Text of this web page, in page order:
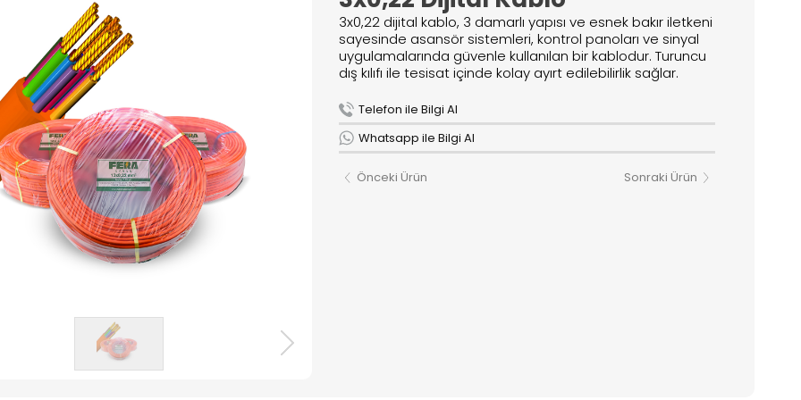
3x0,22 dijital kablo, 3 damarlı yapısı ve esnek bakır iletkeni
sayesinde asansör sistemleri, kontrol panoları ve sinyal
uygulamalarında güvenle kullanılan bir kablodur. Turuncu
dış kılıfı ile tesisat içinde kolay ayırt edilebilirlik sağlar.
Telefon ile Bilgi Al
Whatsapp ile Bilgi Al
Önceki Ürün Sonraki Ürün